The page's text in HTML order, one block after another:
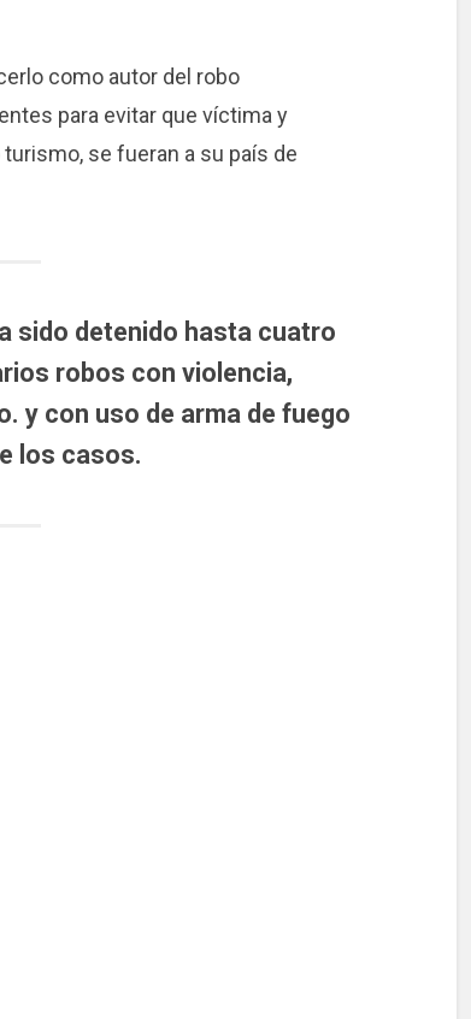
como autor del robo
para evitar que víctima y
se fueran a su país de
sido detenido hasta cuatro
robos con violencia,
y con uso de arma de fuego
los casos.